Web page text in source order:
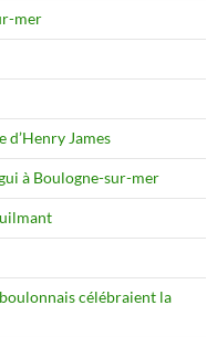
mer
d’Henry James
à Boulogne-sur-mer
célébraient la